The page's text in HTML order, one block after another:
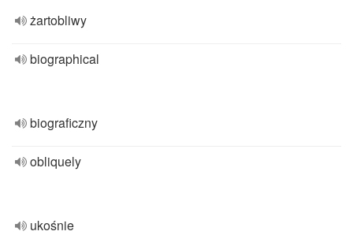
żartobliwy
biographical
biograficzny
obliquely
ukośnie